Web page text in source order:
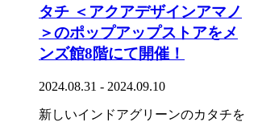
タチ ＜アクアデザインアマノ
＞のポップアップストアをメ
ンズ館8階にて開催！
2024.08.31 - 2024.09.10
新しいインドアグリーンのカタチを